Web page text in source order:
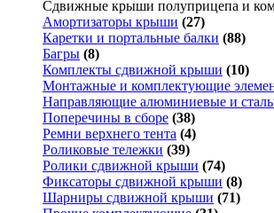
Сдвижные крыши полуприцепа и
Амортизаторы крыши (27)
Каретки и портальные балки (88)
Багры (8)
Комплекты сдвижной крыши (10)
Монтажные и комплектующие
Направляющие алюминиевые и
Поперечины в сборе (38)
Ремни верхнего тента (4)
Роликовые тележки (39)
Ролики сдвижной крыши (74)
Фиксаторы сдвижной крыши (8)
Шарниры сдвижной крыши (71)